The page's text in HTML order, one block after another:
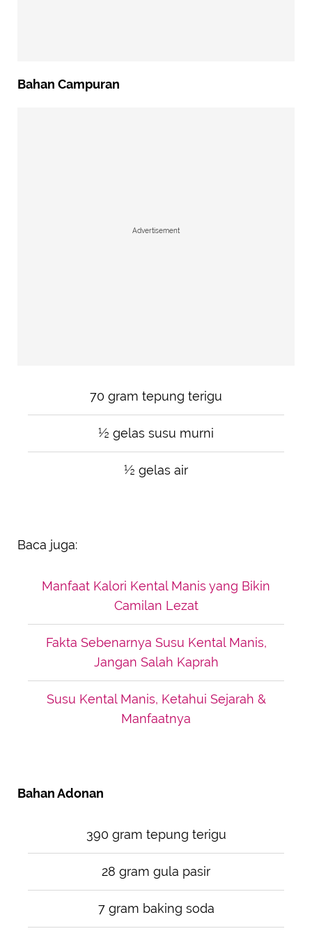
Bahan Campuran
Advertisement
70 gram tepung terigu
½ gelas susu murni
½ gelas air
Baca juga:
Manfaat Kalori Kental Manis yang Bikin
Camilan Lezat
Fakta Sebenarnya Susu Kental Manis,
Jangan Salah Kaprah
Susu Kental Manis, Ketahui Sejarah &
Manfaatnya
Bahan Adonan
390 gram tepung terigu
28 gram gula pasir
7 gram baking soda